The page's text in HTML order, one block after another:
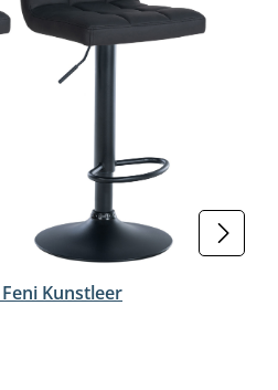
Kunstleer
niet beschikbaar.)